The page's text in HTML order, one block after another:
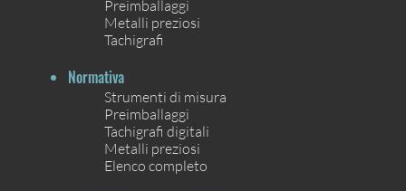
Preimballaggi
Metalli preziosi
Tachigrafi
Normativa
Strumenti di misura
Preimballaggi
Tachigrafi digitali
Metalli preziosi
Elenco completo